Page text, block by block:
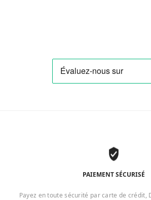
PAIEMENT SÉCURISÉ
Payez en toute sécurité par carte de crédit,